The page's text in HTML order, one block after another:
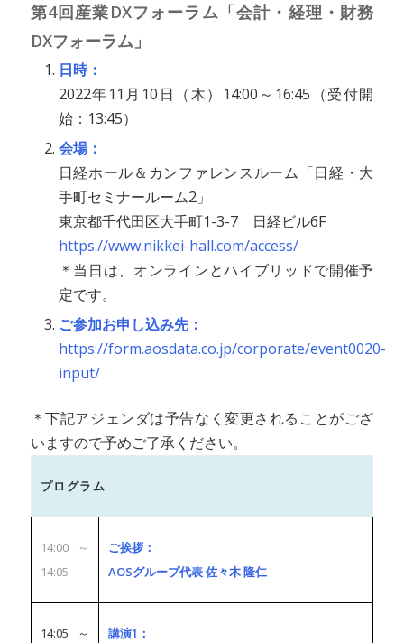
第4回産業DXフォーラム「会計・経理・財務
DXフォーラム」
日時：
2022年11月10日（木）14:00～16:45（受付開
始：13:45）
会場：
日経ホール＆カンファレンスルーム「日経・大
手町セミナールーム2」
東京都千代田区大手町1-3-7 日経ビル6F
https://www.nikkei-hall.com/access/
＊当日は、オンラインとハイブリッドで開催予
定です。
ご参加お申し込み先：
https://form.aosdata.co.jp/corporate/event0020-
input/
＊下記アジェンダは予告なく変更されることがござ
いますので予めご了承ください。
プログラム
14:00～
14:05
ご挨拶：
AOSグループ代表 佐々木 隆仁
14:05～
講演1：